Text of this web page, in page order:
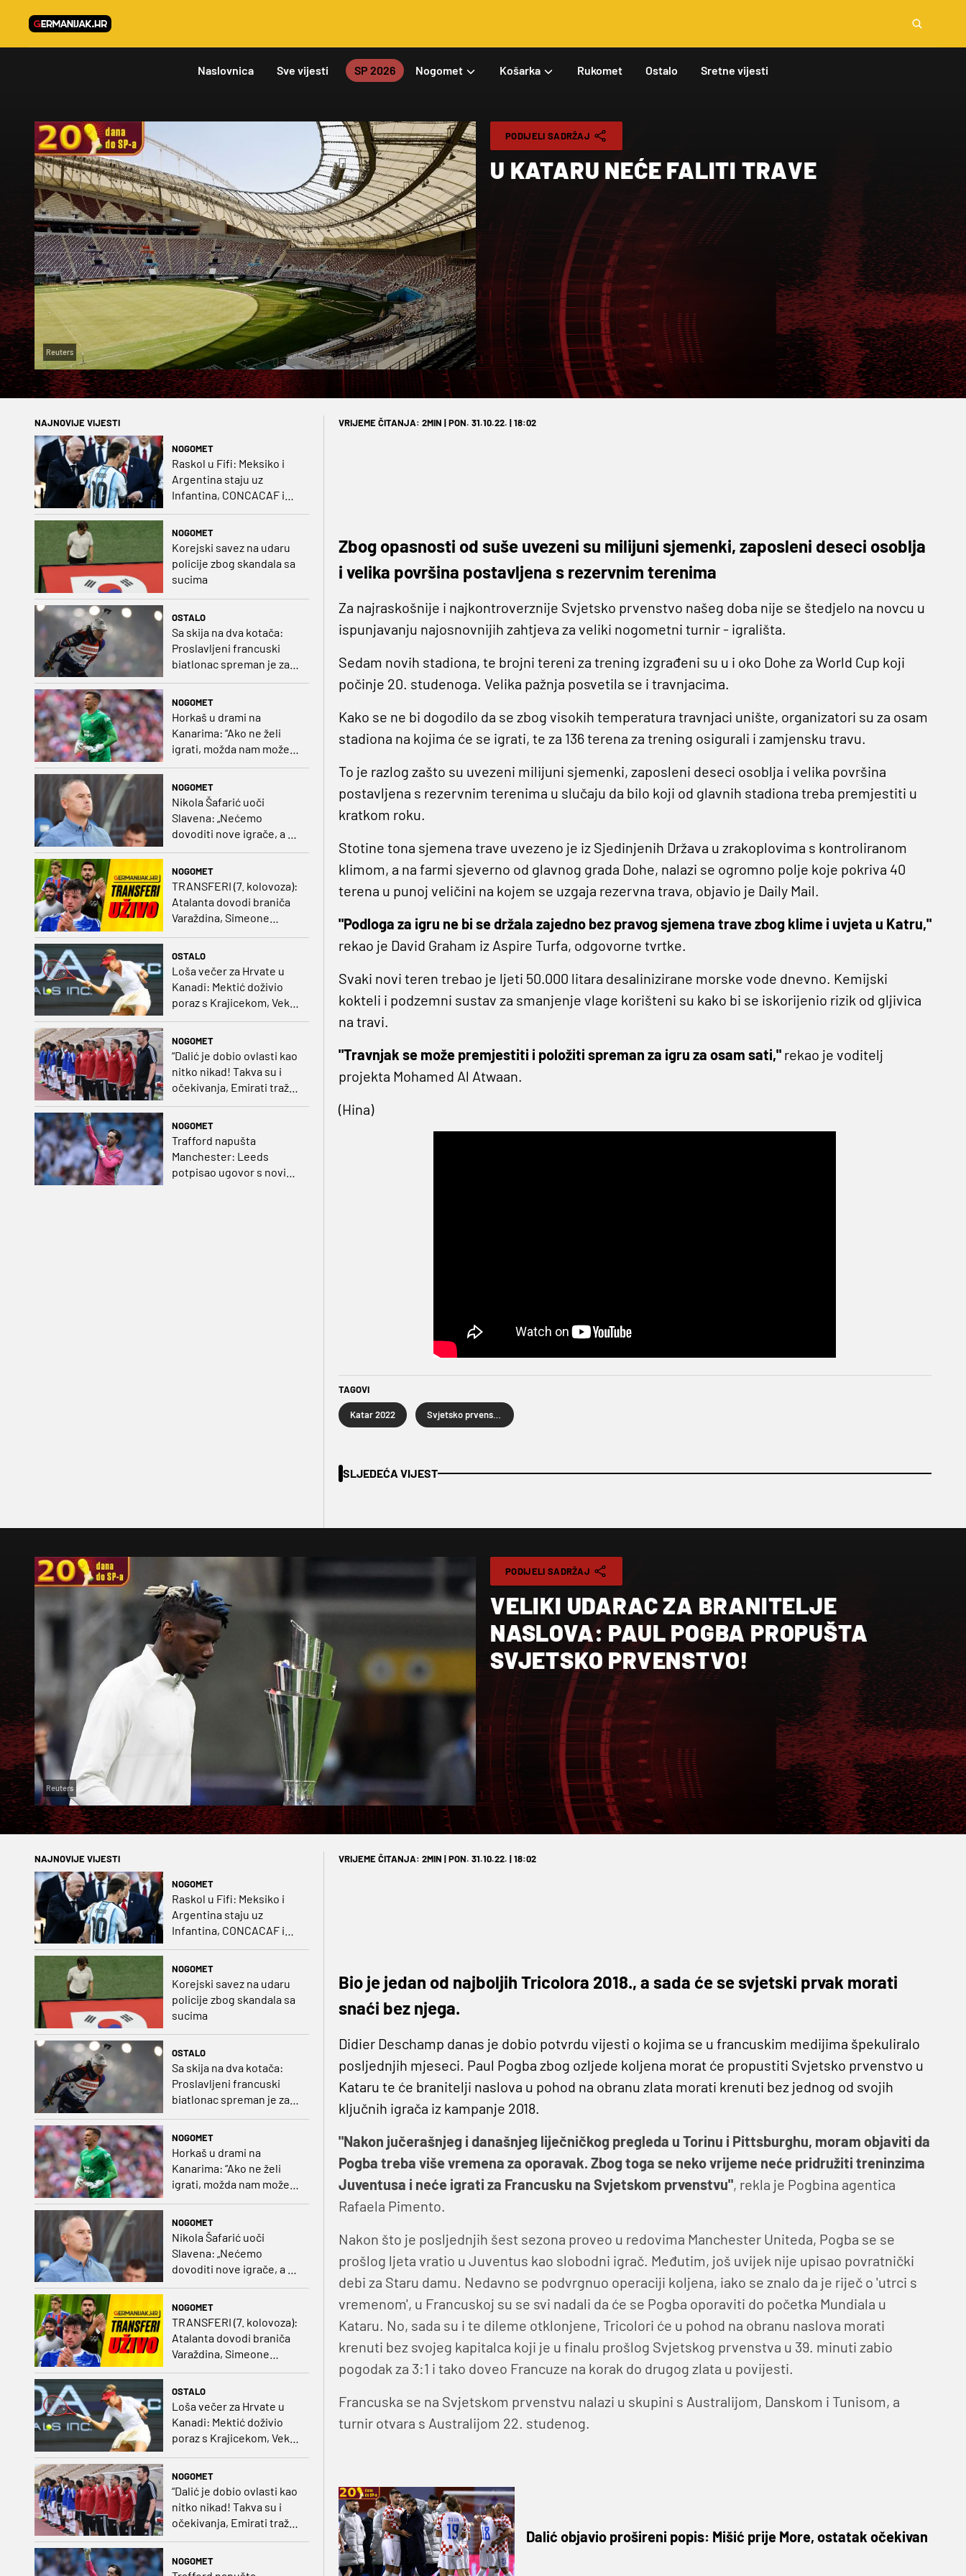
Naslovnica Sve vijesti SP 2026 Nogomet Košarka Rukomet Ostalo Sretne vijesti
Reuters
PODIJELI SADRŽAJ
U KATARU NEĆE FALITI TRAVE
NAJNOVIJE VIJESTI
NOGOMET
Raskol u Fifi: Meksiko i
Argentina staju uz
Infantina, CONCACAF i
NOGOMET
Korejski savez na udaru
policije zbog skandala sa
sucima
OSTALO
Sa skija na dva kotača:
Proslavljeni francuski
biatlonac spreman je za
debi u profesionalnom
NOGOMET
Horkaš u drami na
Kanarima: “Ako ne želi
igrati, možda nam može
pomoći obilježavati teren
NOGOMET
Nikola Šafarić uoči
Slavena: „Nećemo
dovoditi nove igrače, a o
NOGOMET
TRANSFERI (7. kolovoza):
Atalanta dovodi braniča
Varaždina, Simeone
OSTALO
Loša večer za Hrvate u
Kanadi: Mektić doživio
poraz s Krajicekom, Vekić
poražena u paru sa
NOGOMET
“Dalić je dobio ovlasti kao
nitko nikad! Takva su i
očekivanja, Emirati traže
NOGOMET
Trafford napušta
Manchester: Leeds
potpisao ugovor s novim
VRIJEME ČITANJA: 2MIN | PON. 31.10.22. | 18:02
Zbog opasnosti od suše uvezeni su milijuni sjemenki, zaposleni deseci osoblja
i velika površina postavljena s rezervnim terenima
Za najraskošnije i najkontroverznije Svjetsko prvenstvo našeg doba nije se štedjelo na novcu u
ispunjavanju najosnovnijih zahtjeva za veliki nogometni turnir - igrališta.
Sedam novih stadiona, te brojni tereni za trening izgrađeni su u i oko Dohe za World Cup koji
počinje 20. studenoga. Velika pažnja posvetila se i travnjacima.
Kako se ne bi dogodilo da se zbog visokih temperatura travnjaci unište, organizatori su za osam
stadiona na kojima će se igrati, te za 136 terena za trening osigurali i zamjensku travu.
To je razlog zašto su uvezeni milijuni sjemenki, zaposleni deseci osoblja i velika površina
postavljena s rezervnim terenima u slučaju da bilo koji od glavnih stadiona treba premjestiti u
kratkom roku.
Stotine tona sjemena trave uvezeno je iz Sjedinjenih Država u zrakoplovima s kontroliranom
klimom, a na farmi sjeverno od glavnog grada Dohe, nalazi se ogromno polje koje pokriva 40
terena u punoj veličini na kojem se uzgaja rezervna trava, objavio je Daily Mail.
"Podloga za igru ​​ne bi se držala zajedno bez pravog sjemena trave zbog klime i uvjeta u Katru,"
rekao je David Graham iz Aspire Turfa, odgovorne tvrtke.
Svaki novi teren trebao je ljeti 50.000 litara desalinizirane morske vode dnevno. Kemijski
kokteli i podzemni sustav za smanjenje vlage korišteni su kako bi se iskorijenio rizik od gljivica
na travi.
"Travnjak se može premjestiti i položiti spreman za igru ​​za osam sati,"rekao je voditelj
projekta Mohamed Al Atwaan.
(Hina)
TAGOVI
Katar 2022 Svjetsko prvenstvo u nogometu Katar 2022.
SLJEDEĆA VIJEST
Reuters
PODIJELI SADRŽAJ
VELIKI UDARAC ZA BRANITELJE
NASLOVA: PAUL POGBA PROPUŠTA
SVJETSKO PRVENSTVO!
NAJNOVIJE VIJESTI
NOGOMET
Raskol u Fifi: Meksiko i
Argentina staju uz
Infantina, CONCACAF i
CONMEBOL više nisu
NOGOMET
Korejski savez na udaru
policije zbog skandala sa
sucima
OSTALO
Sa skija na dva kotača:
Proslavljeni francuski
biatlonac spreman je za
NOGOMET
Horkaš u drami na
Kanarima: “Ako ne želi
igrati, možda nam može
NOGOMET
Nikola Šafarić uoči
Slavena: „Nećemo
dovoditi nove igrače, a o
prodaji ćemo razmisliti
NOGOMET
TRANSFERI (7. kolovoza):
Atalanta dovodi braniča
Varaždina, Simeone
OSTALO
Loša večer za Hrvate u
Kanadi: Mektić doživio
poraz s Krajicekom, Vekić
NOGOMET
“Dalić je dobio ovlasti kao
nitko nikad! Takva su i
očekivanja, Emirati traže
i veliki rezultat!“
NOGOMET
VRIJEME ČITANJA: 2MIN | PON. 31.10.22. | 18:02
Bio je jedan od najboljih Tricolora 2018., a sada će se svjetski prvak morati
snaći bez njega.
Didier Deschamp danas je dobio potvrdu vijesti o kojima se u francuskim medijima špekuliralo
posljednjih mjeseci. Paul Pogba zbog ozljede koljena morat će propustiti Svjetsko prvenstvo u
Kataru te će branitelji naslova u pohod na obranu zlata morati krenuti bez jednog od svojih
ključnih igrača iz kampanje 2018.
"Nakon jučerašnjeg i današnjeg liječničkog pregleda u Torinu i Pittsburghu, moram objaviti da
Pogba treba više vremena za oporavak. Zbog toga se neko vrijeme neće pridružiti treninzima
Juventusa i neće igrati za Francusku na Svjetskom prvenstvu", rekla je Pogbina agentica
Rafaela Pimento.
Nakon što je posljednjih šest sezona proveo u redovima Manchester Uniteda, Pogba se se
prošlog ljeta vratio u Juventus kao slobodni igrač. Međutim, još uvijek nije upisao povratnički
debi za Staru damu. Nedavno se podvrgnuo operaciji koljena, iako se znalo da je riječ o 'utrci s
vremenom', u Francuskoj su se svi nadali da će se Pogba oporaviti do početka Mundiala u
Kataru. No, sada su i te dileme otklonjene, Tricolori će u pohod na obranu naslova morati
krenuti bez svojeg kapitalca koji je u finalu prošlog Svjetskog prvenstva u 39. minuti zabio
pogodak za 3:1 i tako doveo Francuze na korak do drugog zlata u povijesti.
Francuska se na Svjetskom prvenstvu nalazi u skupini s Australijom, Danskom i Tunisom, a
turnir otvara s Australijom 22. studenog.
Dalić objavio prošireni popis: Mišić prije More, ostatak očekivan